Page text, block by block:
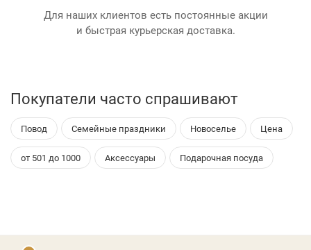
Для наших клиентов есть постоянные акции
и быстрая курьерская доставка.
Покупатели часто спрашивают
Повод Семейные праздники Новоселье Цена
от 501 до 1000 Аксессуары Подарочная посуда